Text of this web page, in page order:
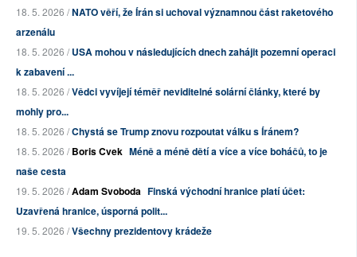
18. 5. 2026 /NATO věří, že Írán si uchoval významnou část raketového
arzenálu
18. 5. 2026 /USA mohou v následujících dnech zahájit pozemní operaci
k zabavení ...
18. 5. 2026 /Vědci vyvíjejí téměř neviditelné solární články, které by
mohly pro...
18. 5. 2026 /Chystá se Trump znovu rozpoutat válku s Íránem?
18. 5. 2026 /Boris Cvek Méně a méně dětí a více a více boháčů, to je
naše cesta
19. 5. 2026 /Adam Svoboda Finská východní hranice platí účet:
Uzavřená hranice, úsporná polit...
19. 5. 2026 /Všechny prezidentovy krádeže